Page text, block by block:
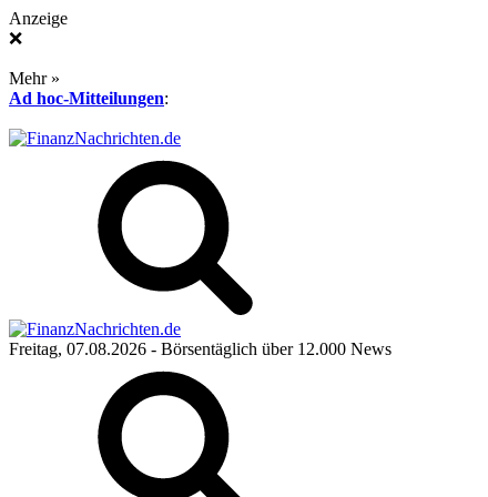
Anzeige
❌
Mehr »
Ad hoc-Mitteilungen:
Freitag, 07.08.2026 - Börsentäglich über 12.000 News